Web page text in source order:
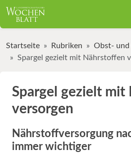
Startseite Rubriken
Obst- und
Spargel gezielt mit Nährstoffen
Spargel gezielt mit
versorgen
Nährstoffversorgung
immer wichtiger